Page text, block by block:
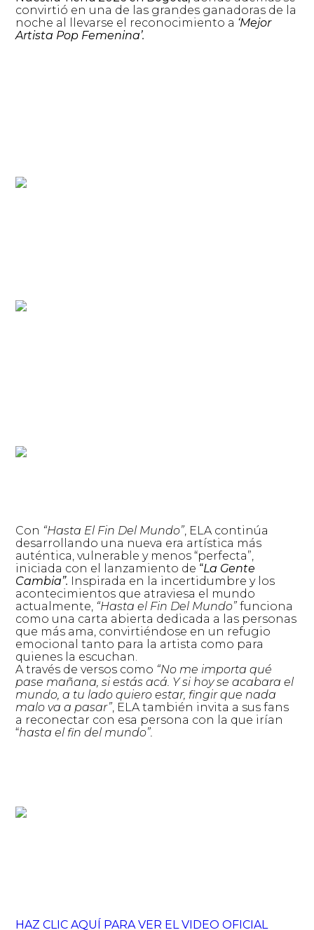
convirtió en una de las grandes ganadoras de la
noche al llevarse el reconocimiento a ‘Mejor
Artista Pop Femenina’.
Con “Hasta El Fin Del Mundo” , ELA continúa
desarrollando una nueva era artística más
auténtica, vulnerable y menos “perfecta”,
iniciada con el lanzamiento de “La Gente
Cambia”. Inspirada en la incertidumbre y los
acontecimientos que atraviesa el mundo
actualmente, “Hasta el Fin Del Mundo”funciona
como una carta abierta dedicada a las personas
que más ama, convirtiéndose en un refugio
emocional tanto para la artista como para
quienes la escuchan.
A través de versos como “No me importa qué
pase mañana, si estás acá. Y si hoy se acabara el
mundo, a tu lado quiero estar, fingir que nada
malo va a pasar” , ELA también invita a sus fans
a reconectar con esa persona con la que irían
“hasta el fin del mundo”.
HAZ CLIC AQUÍ PARA VER EL VIDEO OFICIAL